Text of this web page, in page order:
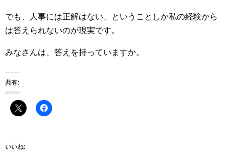
でも、人事には正解はない、ということしか私の経験から
は答えられないのが現実です。
みなさんは、答えを持っていますか。
共有:
いいね: